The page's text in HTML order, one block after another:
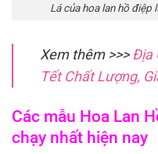
Lá của hoa lan hồ điệp
Xem thêm >>>Địa
Tết Chất Lượng,
Các mẫu Hoa Lan
chạy nhất hiện nay